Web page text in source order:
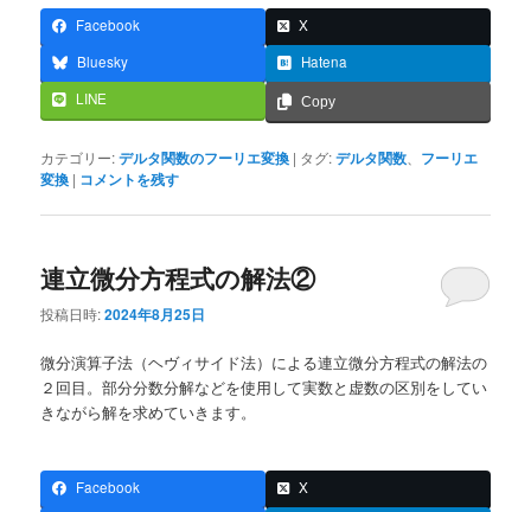
Facebook
X
Bluesky
Hatena
LINE
Copy
カテゴリー:デルタ関数のフーリエ変換 | タグ:デルタ関数
フーリエ
変換 | コメントを残す
連立微分方程式の解法②
投稿日時:2024年8月25日
微分演算子法（ヘヴィサイド法）による連立微分方程式の解法の
２回目。部分分数分解などを使用して実数と虚数の区別をしてい
きながら解を求めていきます。
Facebook
X